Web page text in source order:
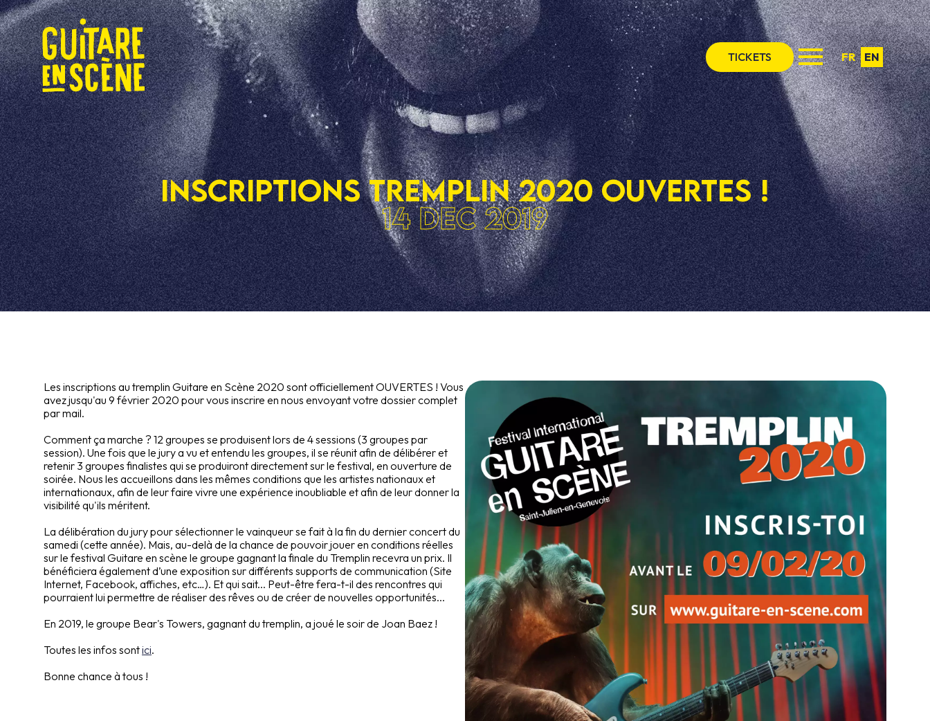
TICKETS FR EN
INSCRIPTIONS TREMPLIN 2020 OUVERTES !
14 Dec 2019
Les inscriptions au tremplin Guitare en Scène 2020 sont officiellement OUVERTES ! Vous
avez jusqu'au 9 février 2020 pour vous inscrire en nous envoyant votre dossier complet
par mail.
Comment ça marche ? 12 groupes se produisent lors de 4 sessions (3 groupes par
session). Une fois que le jury a vu et entendu les groupes, il se réunit afin de délibérer et
retenir 3 groupes finalistes qui se produiront directement sur le festival, en ouverture de
soirée. Nous les accueillons dans les mêmes conditions que les artistes nationaux et
internationaux, afin de leur faire vivre une expérience inoubliable et afin de leur donner la
visibilité qu'ils méritent.
La délibération du jury pour sélectionner le vainqueur se fait à la fin du dernier concert du
samedi (cette année). Mais, au-delà de la chance de pouvoir jouer en conditions réelles
sur le festival Guitare en scène le groupe gagnant la finale du Tremplin recevra un prix. Il
bénéficiera également d’une exposition sur différents supports de communication (Site
Internet, Facebook, affiches, etc…). Et qui sait... Peut-être fera-t-il des rencontres qui
pourraient lui permettre de réaliser des rêves ou de créer de nouvelles opportunités...
En 2019, le groupe Bear's Towers, gagnant du tremplin, a joué le soir de Joan Baez !
Toutes les infos sontici.
Bonne chance à tous !